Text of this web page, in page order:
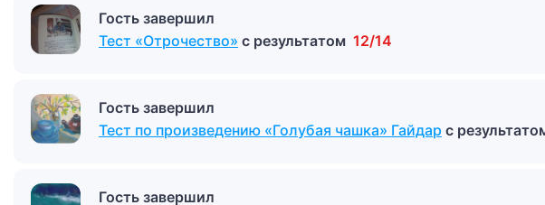
Гость завершил
Тест «Отрочество» с результатом 12/14
Гость завершил
Тест по произведению «Голубая чашка» Гайдар с
Гость завершил